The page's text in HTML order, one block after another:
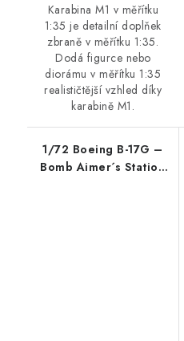
Karabina M1 v měřítku
1:35 je detailní doplňek
zbraně v měřítku 1:35.
Dodá figurce nebo
diorámu v měřítku 1:35
realističtější vzhled díky
karabině M1.
1/72 Boeing B-17G –
Bomb Aimer´s Station